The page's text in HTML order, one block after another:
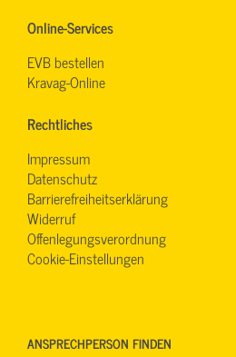
Online-Services
EVB bestellen
Kravag-Online
Rechtliches
Impressum
Datenschutz
Barrierefreiheitserklärung
Widerruf
Offenlegungsverordnung
Cookie-Einstellungen
ANSPRECHPERSON FINDEN